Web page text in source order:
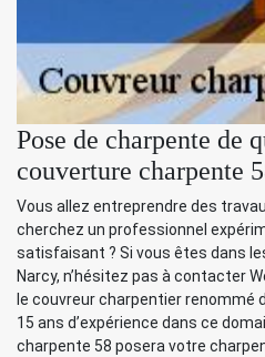
Pose de charpente de
couverture charpente
Vous allez entreprendre des
cherchez un professionnel
satisfaisant ? Si vous êtes dans
Narcy, n’hésitez pas à contacter
le couvreur charpentier renommé
15 ans d’expérience dans ce
charpente 58 posera votre